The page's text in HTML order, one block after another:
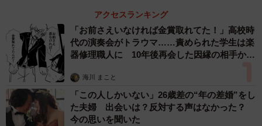
アクセスランキング
「お前さえいなければ金賞取れてた！」高校時
代の演奏会がトラウマ……責められた学生は楽
器修理職人に 10年後再会した因縁の相手から
海川 まこと
「この人しかいない」26歳差の“年の差婚”をし
た夫婦 出会いは？反対する声はなかった？
今の思いを聞いた